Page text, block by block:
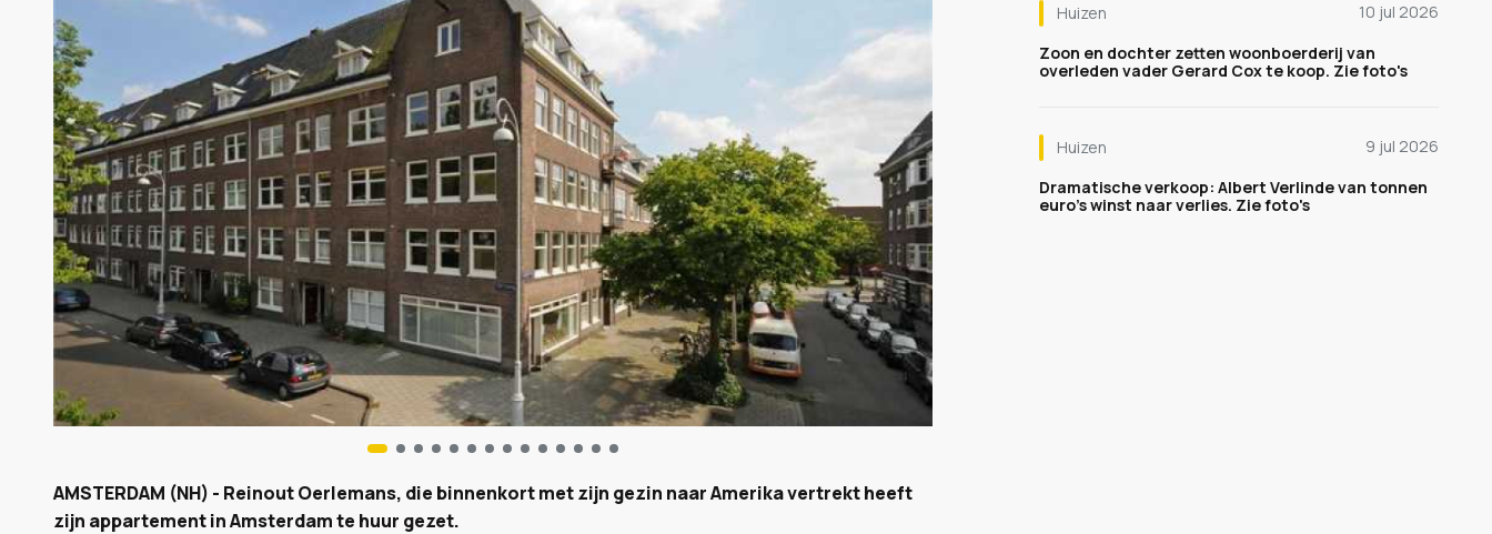
AMSTERDAM (NH) - Reinout Oerlemans, die binnenkort met zijn gezin naar Amerika vertrekt heeft
zijn appartement in Amsterdam te huur gezet.
Huizen
10 jul 2026
Zoon en dochter zetten woonboerderij van
overleden vader Gerard Cox te koop. Zie foto's
Huizen
9 jul 2026
Dramatische verkoop: Albert Verlinde van tonnen
euro's winst naar verlies. Zie foto's